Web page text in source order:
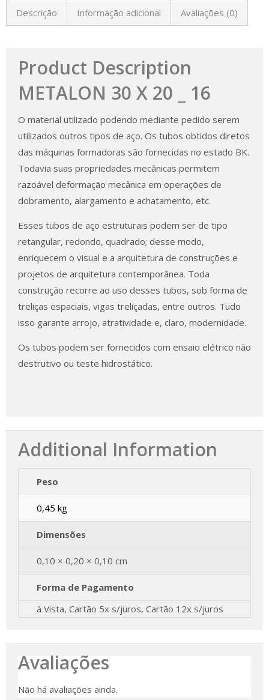
Descrição Informação adicional Avaliações (0)
Product Description
METALON 30 X 20 _ 16
O material utilizado podendo mediante pedido serem
utilizados outros tipos de aço. Os tubos obtidos diretos
das máquinas formadoras são fornecidas no estado BK.
Todavia suas propriedades mecânicas permitem
razoável deformação mecânica em operações de
dobramento, alargamento e achatamento, etc.
Esses tubos de aço estruturais podem ser de tipo
retangular, redondo, quadrado; desse modo,
enriquecem o visual e a arquitetura de construções e
projetos de arquitetura contemporânea. Toda
construção recorre ao uso desses tubos, sob forma de
treliças espaciais, vigas treliçadas, entre outros. Tudo
isso garante arrojo, atratividade e, claro, modernidade.
Os tubos podem ser fornecidos com ensaio elétrico não
destrutivo ou teste hidrostático.
Additional Information
Peso
0,45 kg
Dimensões
0,10 × 0,20 × 0,10 cm
Forma de Pagamento
à Vista, Cartão 5x s/juros, Cartão 12x s/juros
Avaliações
Não há avaliações ainda.